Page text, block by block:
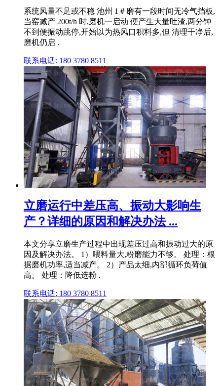
系统风量不足或不稳 池州 1＃磨有一段时间无冷气挡板,
当窑减产 200t/h 时,磨机一启动 便产生大量吐渣,两分钟
不到便振动跳停,开始以为热风口积料多,但 清理干净后,
磨机仍启 .
联系电话: 180 3780 8511
立磨运行中差压高、振动大影响生
产？详细的原因和解决办法 ...
本文分享立磨生产过程中出现差压过高和振动过大的原
因及解决办法。 1）喂料量大,粉磨能力不够。 处理：根
据磨机功率,适当减产。 2）产品太细,内部循环负荷值
高。 处理：降低选粉 .
联系电话: 180 3780 8511